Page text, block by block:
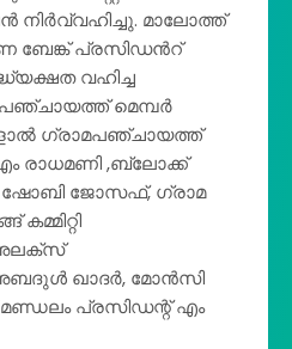
നിർവ്വഹിച്ചു. മാലോത്ത്
പ്രസിഡൻറ്
വഹിച്ച
മെമ്പർ
ഗ്രാമപഞ്ചായത്ത്
രാധമണി ,ബ്ലോക്ക്
ഷോബി ജോസഫ്, ഗ്രാമ
അലക്സ്
ഖാദർ, മോൻസി
പ്രസിഡന്റ്‌ എം